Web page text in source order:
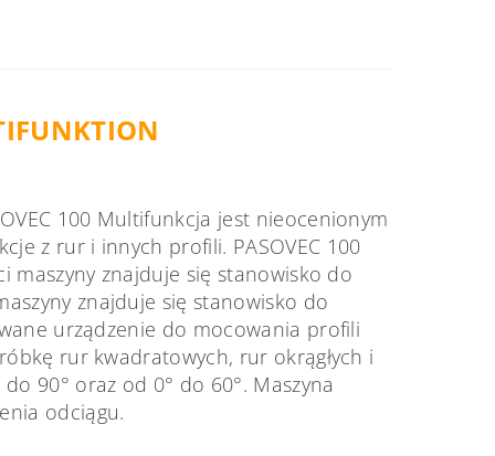
100 Multifunkcja jest nieocenionym
z rur i innych profili. PASOVEC 100
maszyny znajduje się stanowisko do
znajduje się stanowisko do
urządzenie do mocowania profili
rur kwadratowych, rur okrągłych i
90° oraz od 0° do 60°. Maszyna
odciągu.